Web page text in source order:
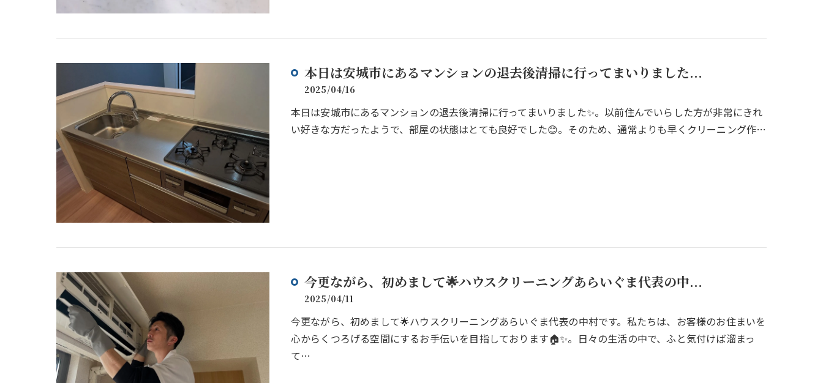
本日は安城市にあるマンションの退去後清掃に行ってまいりました...
2025/04/16
本日は安城市にあるマンションの退去後清掃に行ってまいりました✨。以前住んでいらした方が非常にきれ
い好きな方だったようで、部屋の状態はとても良好でした😊。そのため、通常よりも早くクリーニング作…
今更ながら、初めまして🌟ハウスクリーニングあらいぐま代表の中...
2025/04/11
今更ながら、初めまして🌟ハウスクリーニングあらいぐま代表の中村です。私たちは、お客様のお住まいを
心からくつろげる空間にするお手伝いを目指しております🏠✨。日々の生活の中で、ふと気付けば溜まっ
て…